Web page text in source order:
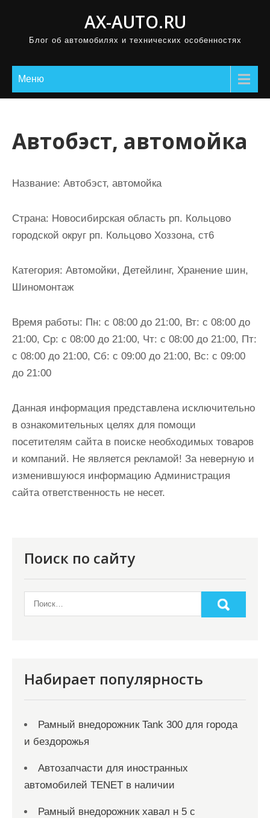
AX-AUTO.RU
Блог об автомобилях и технических особенностях
Меню
Автобэст, автомойка
Название: Автобэст, автомойка
Страна: Новосибирская область рп. Кольцово
городской округ рп. Кольцово Хоззона, ст6
Категория: Автомойки, Детейлинг, Хранение шин,
Шиномонтаж
Время работы: Пн: с 08:00 до 21:00, Вт: с 08:00 до
21:00, Ср: с 08:00 до 21:00, Чт: с 08:00 до 21:00, Пт:
с 08:00 до 21:00, Сб: с 09:00 до 21:00, Вс: с 09:00
до 21:00
Данная информация представлена исключительно
в ознакомительных целях для помощи
посетителям сайта в поиске необходимых товаров
и компаний. Не является рекламой! За неверную и
изменившуюся информацию Администрация
сайта ответственность не несет.
Поиск по сайту
Набирает популярность
Рамный внедорожник Tank 300 для города
и бездорожья
Автозапчасти для иностранных
автомобилей TENET в наличии
Рамный внедорожник хавал н 5 с